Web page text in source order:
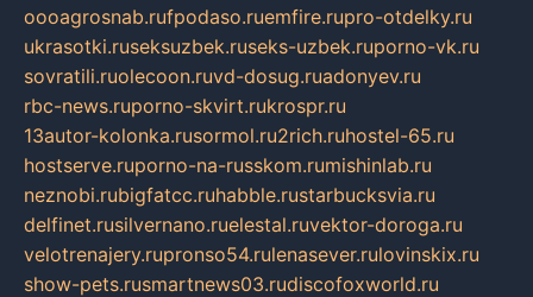
oooagrosnab.rufpodaso.ruemfire.rupro-otdelky.ru
ukrasotki.ruseksuzbek.ruseks-uzbek.ruporno-vk.ru
sovratili.ruolecoon.ruvd-dosug.ruadonyev.ru
rbc-news.ruporno-skvirt.rukrospr.ru
13autor-kolonka.rusormol.ru2rich.ruhostel-65.ru
hostserve.ruporno-na-russkom.rumishinlab.ru
neznobi.rubigfatcc.ruhabble.rustarbucksvia.ru
delfinet.rusilvernano.ruelestal.ruvektor-doroga.ru
velotrenajery.rupronso54.rulenasever.rulovinskix.ru
show-pets.rusmartnews03.rudiscofoxworld.ru